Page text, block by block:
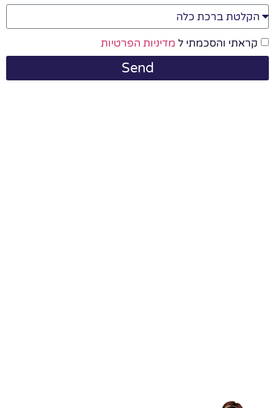
קראתי והסכמתי ל מדיניות הפרטיות
Send